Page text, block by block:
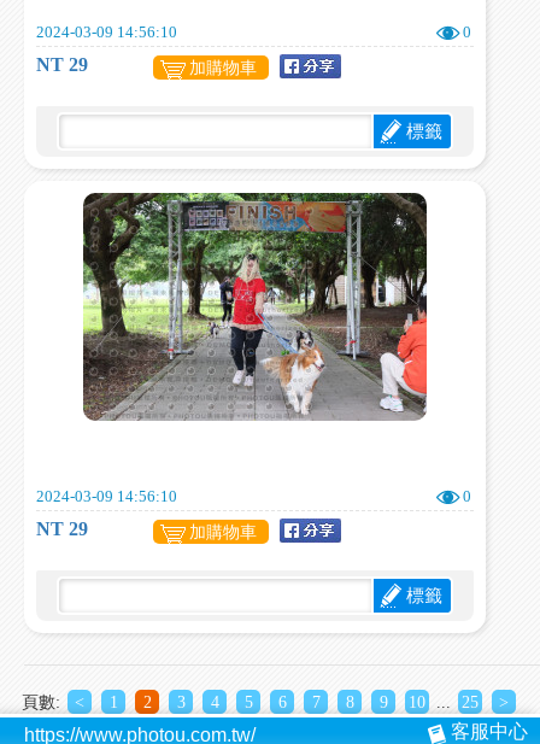
2024-03-09 14:56:10 0
NT 29 加購物車
標籤
2024-03-09 14:56:10 0
NT 29 加購物車
標籤
頁數: < 1 2 3 4 5 6 7 8 9 10 25 >
https://www.photou.com.tw/ 客服中心